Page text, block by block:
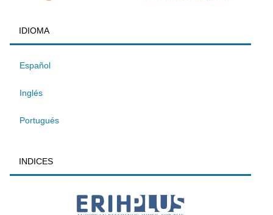
IDIOMA
Español
Inglés
Portugués
INDICES